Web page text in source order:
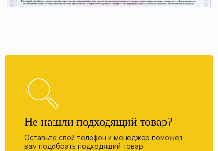
Не нашли подходящий товар?
Оставьте свой телефон и менеджер поможет
вам подобрать подходящий товар